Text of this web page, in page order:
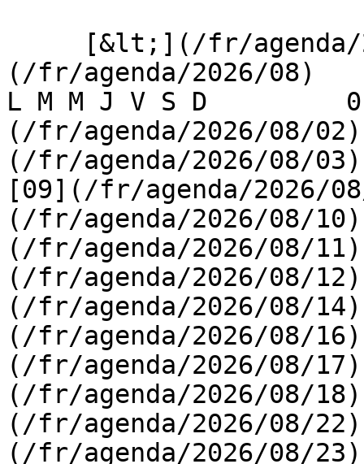
(/fr/agenda/2026/08)
L M M J V S D
(/fr/agenda/2026/08/
(/fr/agenda/2026/08/
[09](/fr/agenda/2026/
(/fr/agenda/2026/08/
(/fr/agenda/2026/08/
(/fr/agenda/2026/08/
(/fr/agenda/2026/08/
(/fr/agenda/2026/08/
(/fr/agenda/2026/08/
(/fr/agenda/2026/08/
(/fr/agenda/2026/08/
(/fr/agenda/2026/08/